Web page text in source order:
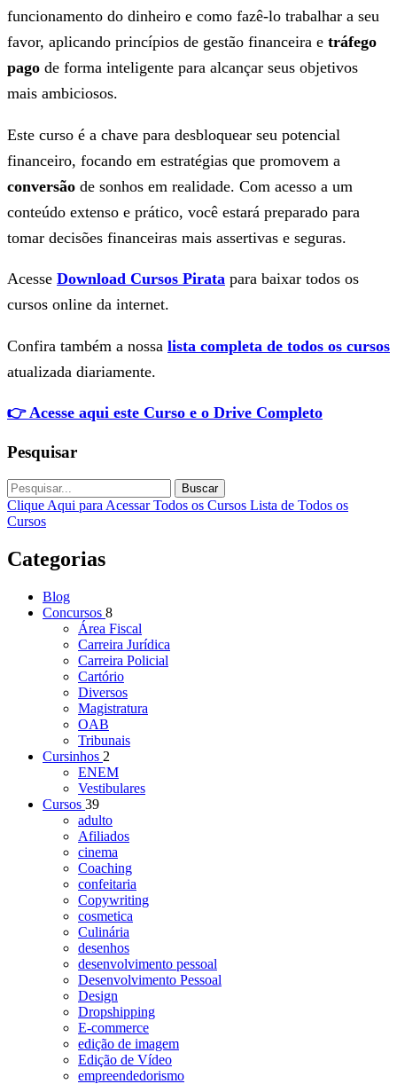
funcionamento do dinheiro e como fazê-lo trabalhar a seu
favor, aplicando princípios de gestão financeira e tráfego
pago de forma inteligente para alcançar seus objetivos
mais ambiciosos.
Este curso é a chave para desbloquear seu potencial
financeiro, focando em estratégias que promovem a
conversão de sonhos em realidade. Com acesso a um
conteúdo extenso e prático, você estará preparado para
tomar decisões financeiras mais assertivas e seguras.
Acesse Download Cursos Pirata para baixar todos os
cursos online da internet.
Confira também a nossa lista completa de todos os cursos
atualizada diariamente.
👉 Acesse aqui este Curso e o Drive Completo
Pesquisar
Buscar
Clique Aqui para Acessar Todos os Cursos Lista de Todos os
Cursos
Categorias
Blog
Concursos 8
Área Fiscal
Carreira Jurídica
Carreira Policial
Cartório
Diversos
Magistratura
OAB
Tribunais
Cursinhos 2
ENEM
Vestibulares
Cursos 39
adulto
Afiliados
cinema
Coaching
confeitaria
Copywriting
cosmetica
Culinária
desenhos
desenvolvimento pessoal
Desenvolvimento Pessoal
Design
Dropshipping
E-commerce
edição de imagem
Edição de Vídeo
empreendedorismo